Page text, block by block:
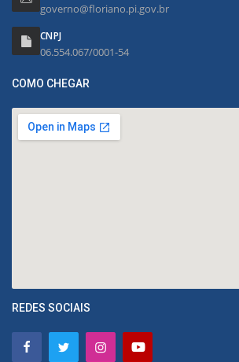
governo@floriano.pi.gov.br
CNPJ
06.554.067/0001-54
COMO CHEGAR
REDES SOCIAIS